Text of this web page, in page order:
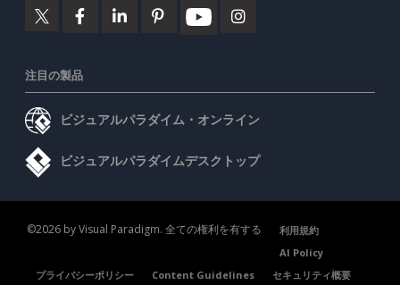
注目の製品
ビジュアルパラダイム・オンライン
ビジュアルパラダイムデスクトップ
©2026 by Visual Paradigm. 全ての権利を有する
利用規約
AI Policy
プライバシーポリシー
Content Guidelines セキュリティ概要